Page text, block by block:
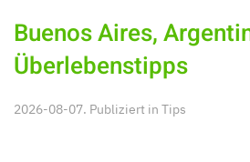
Buenos Aires,
Überlebenstipps
2026-08-07. Publiziert in Tips